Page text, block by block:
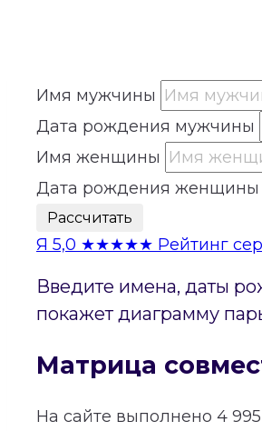
Имя мужчины
Дата рождения мужчины
Имя женщины
Дата рождения женщины
Рассчитать
Я 5,0 ★★★★★ Рейтинг
Введите имена, даты
покажет диаграмму
Матрица
На сайте выполнено 4